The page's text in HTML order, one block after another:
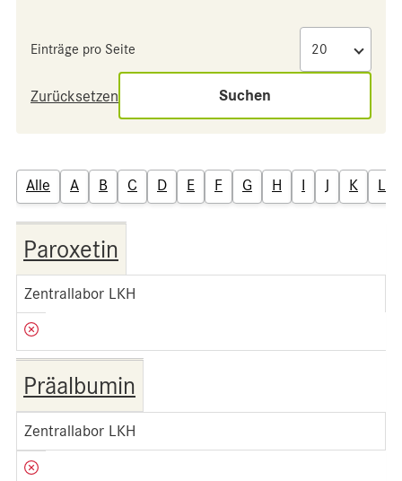
Einträge pro Seite
Zurücksetzen Suchen
Alle A B C D E F G H I J K L
Paroxetin
Zentrallabor LKH
Präalbumin
Zentrallabor LKH